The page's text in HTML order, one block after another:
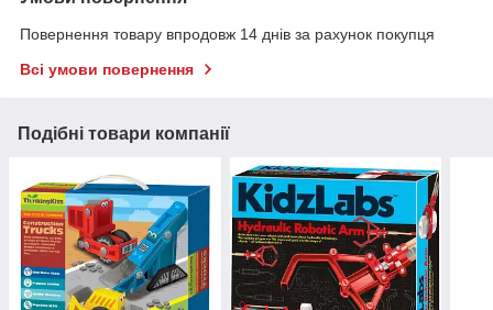
Повернення товару впродовж 14 днів за рахунок покупця
Всі умови повернення
Подібні товари компанії